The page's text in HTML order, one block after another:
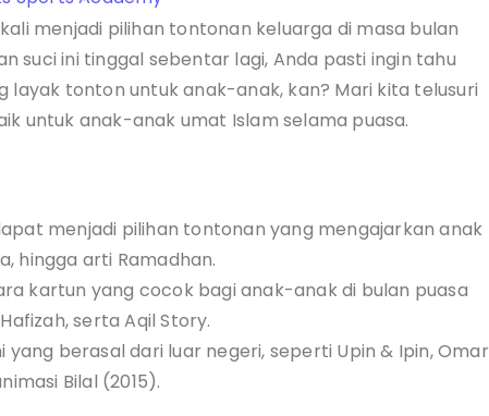
menjadi pilihan tontonan keluarga di masa bulan
suci ini tinggal sebentar lagi, Anda pasti ingin tahu
layak tonton untuk anak-anak, kan? Mari kita telusuri
untuk anak-anak umat Islam selama puasa.
menjadi pilihan tontonan yang mengajarkan anak
hingga arti Ramadhan.
kartun yang cocok bagi anak-anak di bulan puasa
serta Aqil Story.
yang berasal dari luar negeri, seperti Upin & Ipin, Omar
Bilal (2015).